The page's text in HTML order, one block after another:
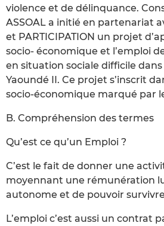
violence et de délinquance.
ASSOAL a initié en partenariat
et PARTICIPATION un projet
socio- économique et l’emploi
en situation sociale difficile
Yaoundé II. Ce projet s’inscrit
socio-économique marqué par
B. Compréhension des termes
Qu’est ce qu’un Emploi ?
C’est le fait de donner une
moyennant une rémunération
autonome et de pouvoir
L’emploi c’est aussi un contrat